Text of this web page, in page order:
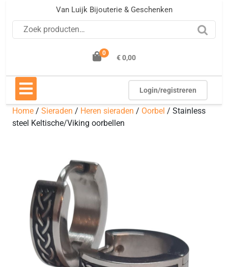
inhoud
Van Luijk Bijouterie & Geschenken
0
€ 0,00
Open
Login/registreren
Home / Sieraden / Heren sieraden / Oorbel / Stainless
steel Keltische/Viking oorbellen